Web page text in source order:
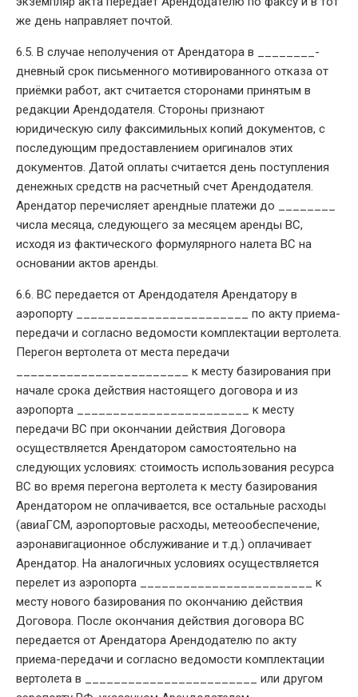
же день направляет почтой.
6.5. В случае неполучения от Арендатора в ________-
дневный срок письменного мотивированного отказа от
приёмки работ, акт считается сторонами принятым в
редакции Арендодателя. Стороны признают
юридическую силу факсимильных копий документов, с
последующим предоставлением оригиналов этих
документов. Датой оплаты считается день поступления
денежных средств на расчетный счет Арендодателя.
Арендатор перечисляет арендные платежи до ________
числа месяца, следующего за месяцем аренды ВС,
исходя из фактического формулярного налета ВС на
основании актов аренды.
6.6. ВС передается от Арендодателя Арендатору в
аэропорту ________________________ по акту приема-
передачи и согласно ведомости комплектации вертолета.
Перегон вертолета от места передачи
________________________ к месту базирования при
начале срока действия настоящего договора и из
аэропорта ________________________ к месту
передачи ВС при окончании действия Договора
осуществляется Арендатором самостоятельно на
следующих условиях: стоимость использования ресурса
ВС во время перегона вертолета к месту базирования
Арендатором не оплачивается, все остальные расходы
(авиаГСМ, аэропортовые расходы, метеообеспечение,
аэронавигационное обслуживание и т.д.) оплачивает
Арендатор. На аналогичных условиях осуществляется
перелет из аэропорта ________________________ к
месту нового базирования по окончанию действия
Договора. После окончания действия договора ВС
передается от Арендатора Арендодателю по акту
приема-передачи и согласно ведомости комплектации
вертолета в ________________________ или другом